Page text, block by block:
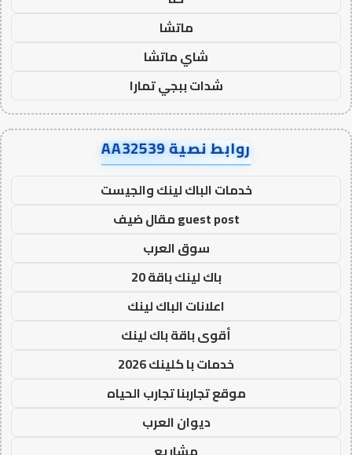
ماتشا
شاي ماتشا
شدات ببجي تمارا
روابط نصية AA32539
خدمات الباك لينك والجيست
guest post مقال ضيف
سوق العرب
باك لينك باقة 20
اعلانات الباك لينك
أقوى باقة باك لينك
خدمات با كلينك 2026
موقع تجاربنا تجارب الحياه
ديوان العرب